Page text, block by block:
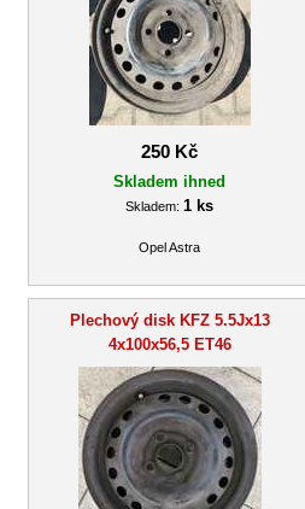
250 Kč
Skladem ihned
Skladem: 1 ks
Opel Astra
Plechový disk KFZ 5.5Jx13
4x100x56,5 ET46